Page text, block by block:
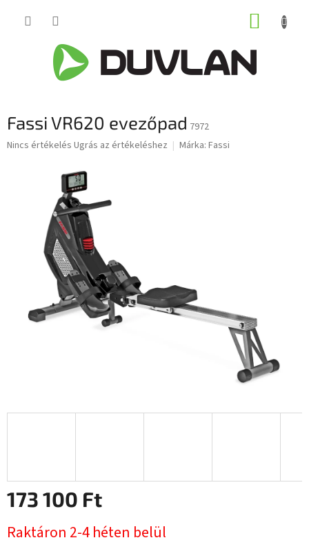
KOSÁR
Fassi VR620 evezőpad 7972
A
Nincs értékelés Ugrás az értékeléshez Márka: Fassi
173 100 Ft
Raktáron 2-4 héten belül